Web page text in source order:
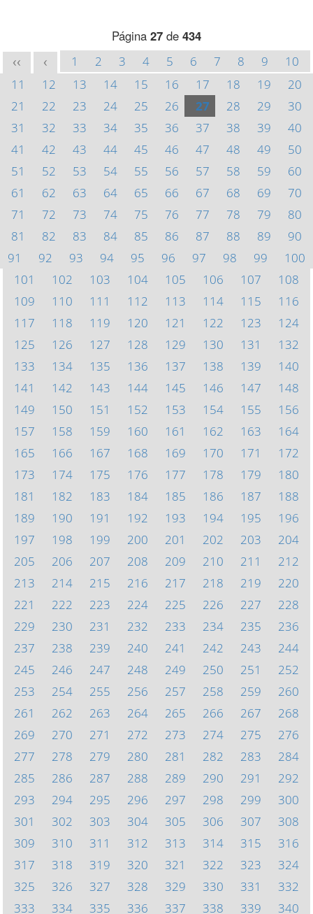
Página 27 de 434
<< < 1 2 3 4 5 6 7 8 9
10
11
12 13 14 15 16 17 18 19
20
21
22 23 24 25 26 27 28 29
30
31
32 33 34 35 36 37 38 39
40
41
42 43 44 45 46 47 48 49
50
51
52 53 54 55 56 57 58 59
60
61
62 63 64 65 66 67 68 69
70
71
72 73 74 75 76 77 78 79
80
81
82 83 84 85 86 87 88 89
90
91
92 93 94 95 96 97 98 99
100
101
102 103 104 105 106 107
108
109
110 111 112 113 114 115
116
117
118 119 120 121 122 123
124
125
126 127 128 129 130 131
132
133
134 135 136 137 138 139
140
141
142 143 144 145 146 147
148
149
150 151 152 153 154 155
156
157
158 159 160 161 162 163
164
165
166 167 168 169 170 171
172
173
174 175 176 177 178 179
180
181
182 183 184 185 186 187
188
189
190 191 192 193 194 195
196
197
198 199 200 201 202 203
204
205
206 207 208 209 210 211
212
213
214 215 216 217 218 219
220
221
222 223 224 225 226 227
228
229
230 231 232 233 234 235
236
237
238 239 240 241 242 243
244
245
246 247 248 249 250 251
252
253
254 255 256 257 258 259
260
261
262 263 264 265 266 267
268
269
270 271 272 273 274 275
276
277
278 279 280 281 282 283
284
285
286 287 288 289 290 291
292
293
294 295 296 297 298 299
300
301
302 303 304 305 306 307
308
309
310 311 312 313 314 315
316
317
318 319 320 321 322 323
324
325
326 327 328 329 330 331
332
333
334 335 336 337 338 339 340